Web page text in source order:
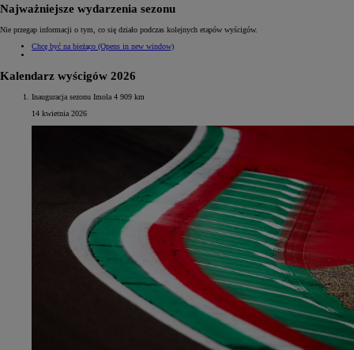
Najważniejsze wydarzenia sezonu
Nie przegap informacji o tym, co się działo podczas kolejnych etapów wyścigów.
Chcę być na bieżąco (Opens in new window)
Kalendarz wyścigów 2026
Inauguracja sezonu Imola 4 909 km
14 kwietnia 2026